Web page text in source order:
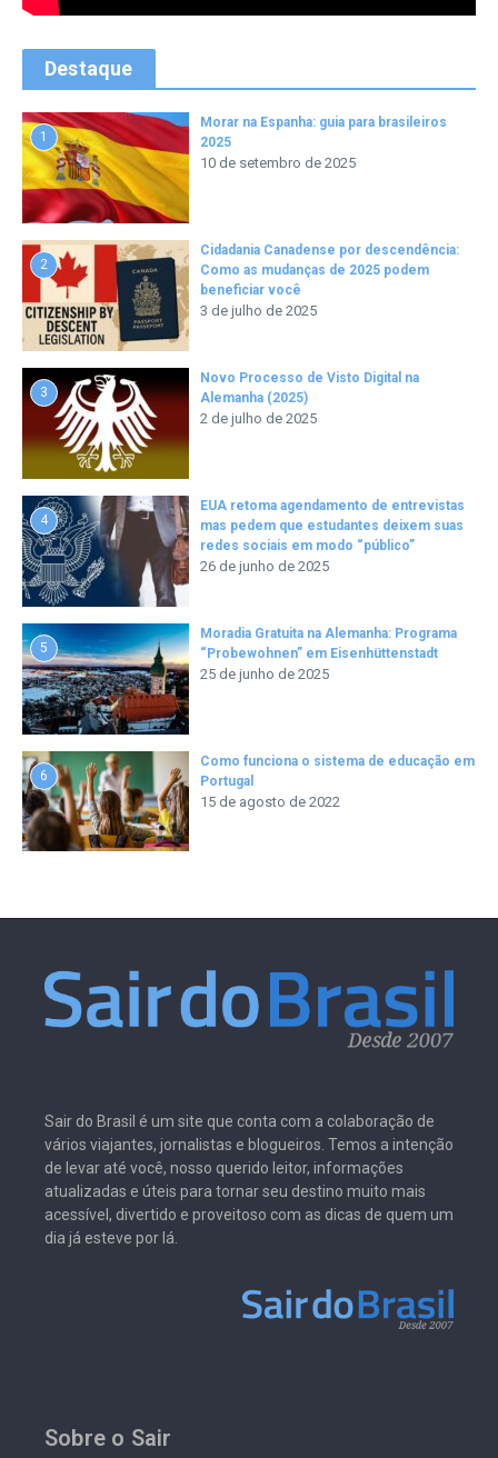
Destaque
1
Morar na Espanha: guia para brasileiros
2025
10 de setembro de 2025
2
Cidadania Canadense por descendência:
Como as mudanças de 2025 podem
beneficiar você
3 de julho de 2025
3
Novo Processo de Visto Digital na
Alemanha (2025)
2 de julho de 2025
4
EUA retoma agendamento de entrevistas
mas pedem que estudantes deixem suas
redes sociais em modo “público”
26 de junho de 2025
5
Moradia Gratuita na Alemanha: Programa
“Probewohnen” em Eisenhüttenstadt
25 de junho de 2025
6
Como funciona o sistema de educação em
Portugal
15 de agosto de 2022
Sair do Brasil é um site que conta com a colaboração de
vários viajantes, jornalistas e blogueiros. Temos a intenção
de levar até você, nosso querido leitor, informações
atualizadas e úteis para tornar seu destino muito mais
acessível, divertido e proveitoso com as dicas de quem um
dia já esteve por lá.
Sobre o Sair